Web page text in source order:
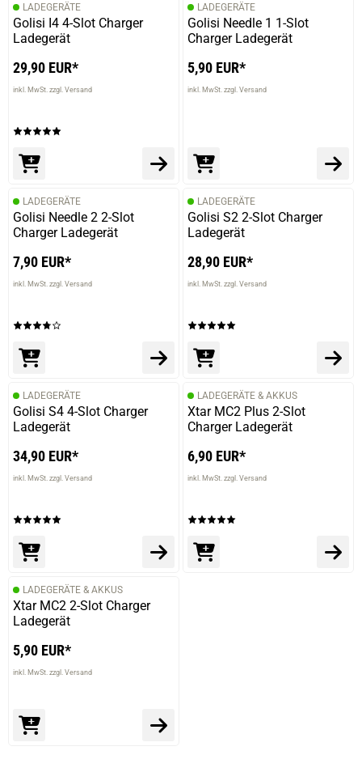
As described
28.05.2025 — via
Trustedshops.de
verifizierter Onlinekauf.
Die Bewertung erfolgte ohne Abgabe eines Kommentars
16.04.2025 — via
Trustedshops.de
Trustedshops.de
verifizierter Onlinekauf.
Sehr zufrieden
Paul N.
verifizierter Onlinekauf.
06.02.2025 — via
LADEGERÄTE
Golisi I4 4-Slot Charger
Ladegerät
29,90 EUR*
inkl. MwSt. zzgl. Versand
LADEGERÄTE
Golisi Needle 1 1-Slot
Charger Ladegerät
5,90 EUR*
inkl. MwSt. zzgl. Versand
LADEGERÄTE
Golisi Needle 2 2-Slot
Charger Ladegerät
7,90 EUR*
inkl. MwSt. zzgl. Versand
LADEGERÄTE
Golisi S2 2-Slot Charger
Ladegerät
28,90 EUR*
inkl. MwSt. zzgl. Versand
LADEGERÄTE
Golisi S4 4-Slot Charger
Ladegerät
34,90 EUR*
inkl. MwSt. zzgl. Versand
LADEGERÄTE & AKKUS
Xtar MC2 Plus 2-Slot
Charger Ladegerät
6,90 EUR*
inkl. MwSt. zzgl. Versand
LADEGERÄTE & AKKUS
Xtar MC2 2-Slot Charger
Ladegerät
5,90 EUR*
inkl. MwSt. zzgl. Versand